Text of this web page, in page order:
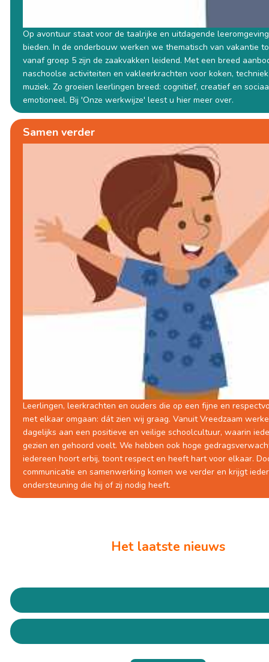
Op avontuur staat voor de taalrijke en uitdagende
bieden. In de onderbouw werken we thematisch van vakantie
vanaf groep 5 zijn de zaakvakken leidend. Met een breed
naschoolse activiteiten en vakleerkrachten voor koken,
muziek. Zo groeien leerlingen breed: cognitief, creatief en
emotioneel. Bij 'Onze werkwijze' leest u hier meer over.
Samen verder
Leerlingen, leerkrachten en ouders die op een fijne en
met elkaar omgaan: dát zien wij graag. Vanuit Vreedzaam
dagelijks aan een positieve en veilige schoolcultuur, waarin
gezien en gehoord voelt. We hebben ook hoge
iedereen hoort erbij, toont respect en heeft hart voor elkaar.
communicatie en samenwerking komen we verder en krijgt
ondersteuning die hij of zij nodig heeft.
Het laatste nieuws